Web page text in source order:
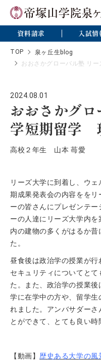
資料請求 入試情
TOP
泉ヶ丘生blog
おおさかグローバル塾 リ
2024.08.01
おおさかグ
学短期留学
高校２年生 山本 苺愛
リーズ大学に到着し、ウ
期成果発表会の内容をを
ーの皆さんにプレゼンテ
ーの人達にリーズ大学内
内の建物の多くがはるか
た。
昼食後は政治学の授業が
セキュリティについてと
た。また、政治学の授業
学に在学中の方や、留学
れました。アンバサダーさ
とができて、とても良い時
【動画】 歴史ある大学の風